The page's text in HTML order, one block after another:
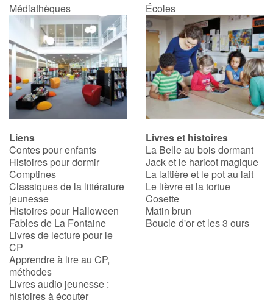
Médiathèques Écoles
Liens
Contes pour enfants
Histoires pour dormir
Comptines
Classiques de la littérature
jeunesse
Histoires pour Halloween
Fables de La Fontaine
Livres de lecture pour le
CP
Apprendre à lire au CP,
méthodes
Livres audio jeunesse :
histoires à écouter
Livres et histoires
La Belle au bois dormant
Jack et le haricot magique
La laitière et le pot au lait
Le lièvre et la tortue
Cosette
Matin brun
Boucle d'or et les 3 ours